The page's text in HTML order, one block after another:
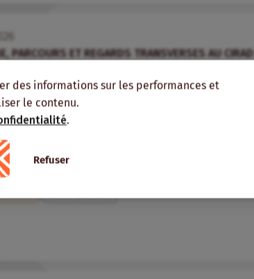
des informations sur les performances et
le contenu.
.
Refuser
PARCOURS ET REGARDS TRANSVERSES AU CIRAD
Agro-écologie Monde
?